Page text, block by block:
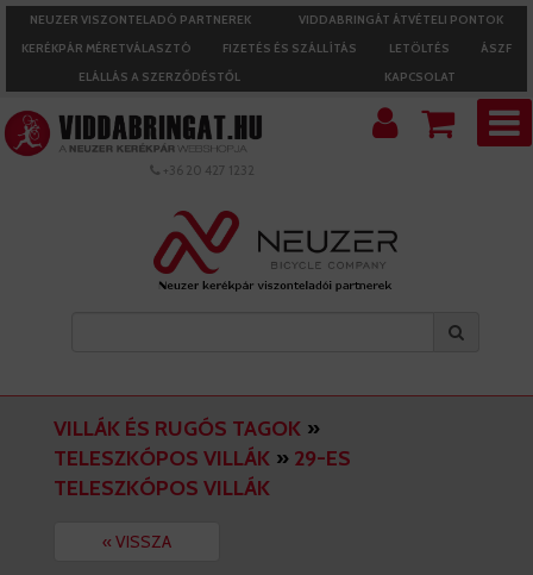
NEUZER VISZONTELADÓ PARTNEREK
VIDDABRINGÁT ÁTVÉTELI PONTOK
KERÉKPÁR MÉRETVÁLASZTÓ
FIZETÉS ÉS SZÁLLÍTÁS LETÖLTÉS
ÁSZF
ELÁLLÁS A SZERZŐDÉSTŐL
KAPCSOLAT
+36 20 427 1232
VILLÁK ÉS RUGÓS TAGOK »
TELESZKÓPOS VILLÁK » 29-ES
TELESZKÓPOS VILLÁK
« VISSZA